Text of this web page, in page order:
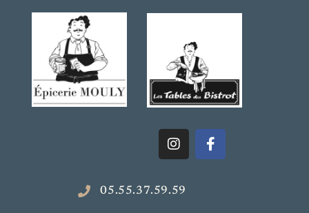
05.55.37.59.59